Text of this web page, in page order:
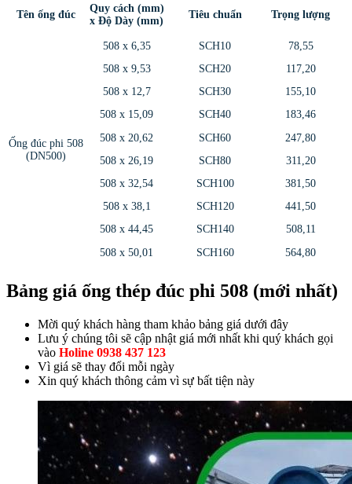
Tên ống đúc
Quy cách (mm)
x Độ Dày (mm)
Tiêu chuẩn Trọng lượng
Ống đúc phi 508
(DN500)
508 x 6,35 SCH10
78,55
508 x 9,53
SCH20
117,20
508 x 12,7
SCH30
155,10
508 x 15,09
SCH40
183,46
508 x 20,62
SCH60
247,80
508 x 26,19
SCH80
311,20
508 x 32,54
SCH100
381,50
508 x 38,1
SCH120
441,50
508 x 44,45
SCH140
508,11
508 x 50,01
SCH160 564,80
Bảng giá ống thép đúc phi 508 (mới nhất)
Mời quý khách hàng tham khảo bảng giá dưới đây
Lưu ý chúng tôi sẽ cập nhật giá mới nhất khi quý khách gọi
vào Holine 0938 437 123
Vì giá sẽ thay đổi mỗi ngày
Xin quý khách thông cảm vì sự bất tiện này